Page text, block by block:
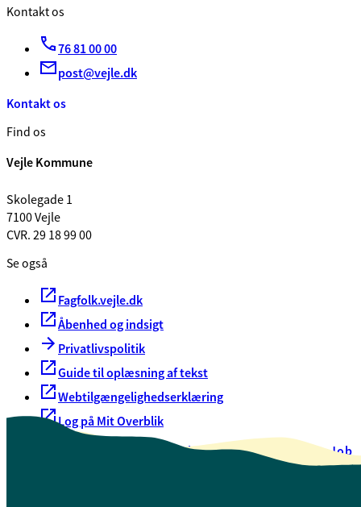
Kontakt os
76 81 00 00
post@vejle.dk
Kontakt os
Find os
Vejle Kommune
Skolegade 1
7100 Vejle
CVR. 29 18 99 00
Se også
Fagfolk.vejle.dk
Åbenhed og indsigt
Privatlivspolitik
Guide til oplæsning af tekst
Webtilgængelighedserklæring
Log på Mit Overblik
Oversigt over selvbetjeningJob